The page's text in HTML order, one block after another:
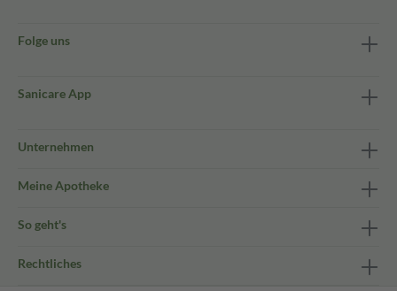
Folge uns
Sanicare App
Unternehmen
Meine Apotheke
So geht's
Rechtliches